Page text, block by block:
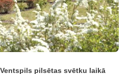
pilsētas svētku laikā